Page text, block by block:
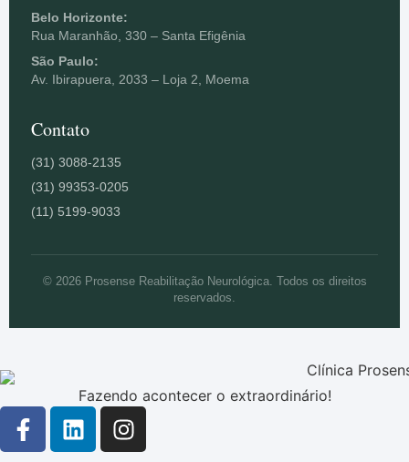
Belo Horizonte:
Rua Maranhão, 330 – Santa Efigênia
São Paulo:
Av. Ibirapuera, 2033 – Loja 2, Moema
Contato
(31) 3088-2135
(31) 99353-0205
(11) 5199-9033
© 2026 Prosense Reabilitação Neurológica. Todos os direitos
reservados.
Fazendo acontecer o extraordinário!